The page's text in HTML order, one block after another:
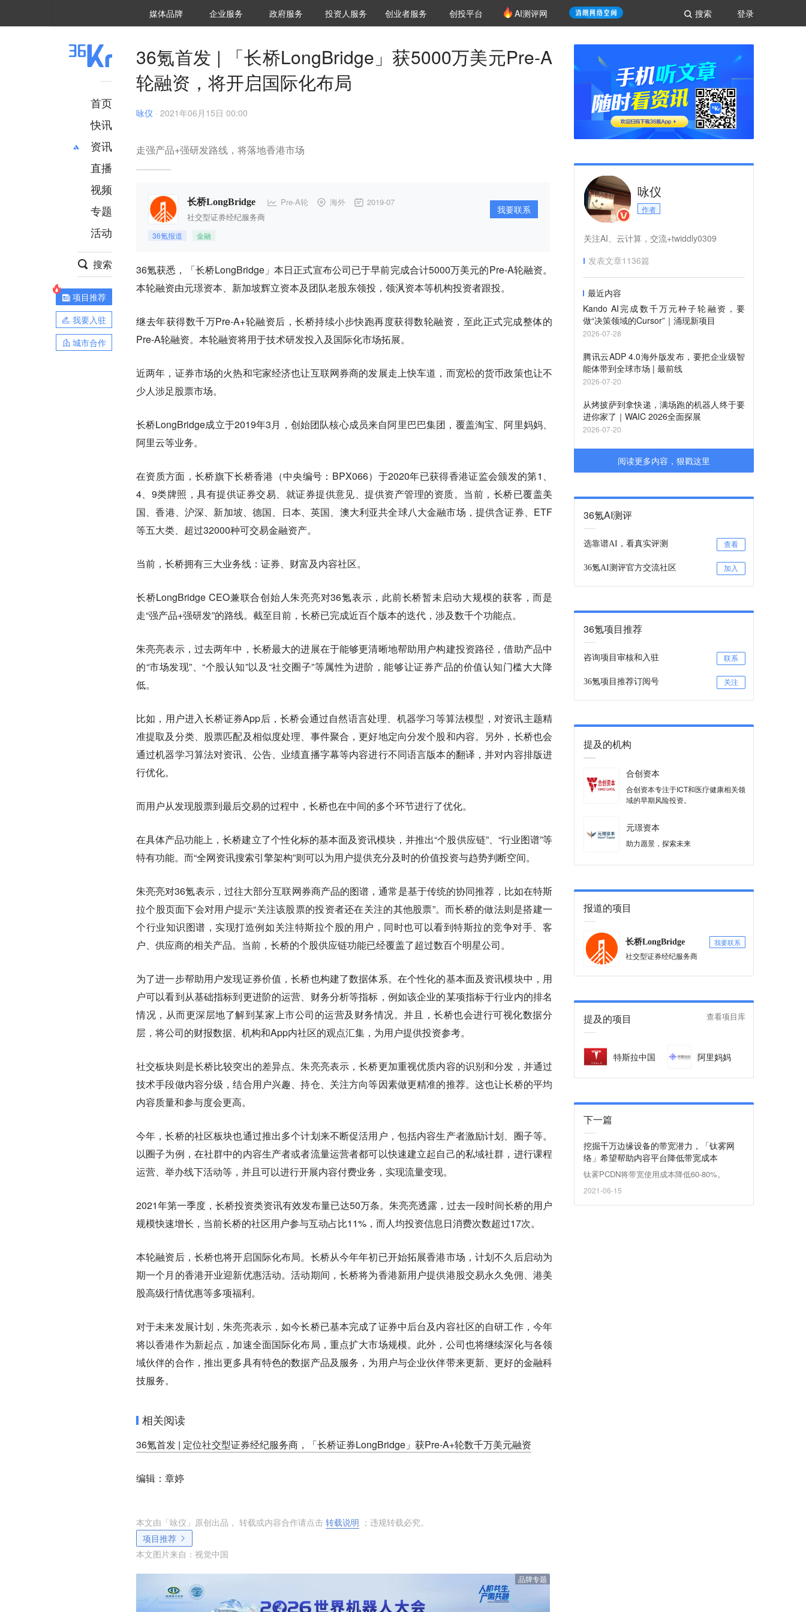
登录
搜索
媒体品牌 36Kr研究院
企业服务 城市之窗
政府服务 VClub投资机构库
投资机构职位推介
投资人服务 创投氪堂
创业者服务 创投平台 AI测评网
首页
快讯
资讯
推荐
财经
项目推荐
安徽
直播
视频
专题
活动
搜索
项目推荐
我要入驻
城市合作
36氪首发 | 「长桥LongBridge」获5000万美元Pre-A
轮融资，将开启国际化布局
咏仪 · 2021年06月15日 00:00
走强产品+强研发路线，将落地香港市场
长桥LongBridge Pre-A轮 海外 2019-07
社交型证券经纪服务商
36氪报道 金融
我要联系
36氪获悉，「长桥LongBridge」本日正式宣布公司已于早前完成合计5000万美元的Pre-A轮融资。
本轮融资由元璟资本、新加坡辉立资本及团队老股东领投，领沨资本等机构投资者跟投。
继去年获得数千万Pre-A+轮融资后，长桥持续小步快跑再度获得数轮融资，至此正式完成整体的
Pre-A轮融资。本轮融资将用于技术研发投入及国际化市场拓展。
近两年，证券市场的火热和宅家经济也让互联网券商的发展走上快车道，而宽松的货币政策也让不
少人涉足股票市场。
长桥LongBridge成立于2019年3月，创始团队核心成员来自阿里巴巴集团，覆盖淘宝、阿里妈妈、
阿里云等业务。
在资质方面，长桥旗下长桥香港（中央编号：BPX066）于2020年已获得香港证监会颁发的第1、
4、9类牌照，具有提供证券交易、就证券提供意见、提供资产管理的资质。当前，长桥已覆盖美
国、香港、沪深、新加坡、德国、日本、英国、澳大利亚共全球八大金融市场，提供含证券、ETF
等五大类、超过32000种可交易金融资产。
当前，长桥拥有三大业务线：证券、财富及内容社区。
长桥LongBridge CEO兼联合创始人朱亮亮对36氪表示，此前长桥暂未启动大规模的获客，而是
走“强产品+强研发”的路线。截至目前，长桥已完成近百个版本的迭代，涉及数千个功能点。
朱亮亮表示，过去两年中，长桥最大的进展在于能够更清晰地帮助用户构建投资路径，借助产品中
的“市场发现”、“个股认知”以及“社交圈子”等属性为进阶，能够让证券产品的价值认知门槛大大降
低。
比如，用户进入长桥证券App后，长桥会通过自然语言处理、机器学习等算法模型，对资讯主题精
准提取及分类、股票匹配及相似度处理、事件聚合，更好地定向分发个股和内容。另外，长桥也会
通过机器学习算法对资讯、公告、业绩直播字幕等内容进行不同语言版本的翻译，并对内容排版进
行优化。
而用户从发现股票到最后交易的过程中，长桥也在中间的多个环节进行了优化。
在具体产品功能上，长桥建立了个性化标的基本面及资讯模块，并推出“个股供应链”、“行业图谱”等
特有功能。而“全网资讯搜索引擎架构”则可以为用户提供充分及时的价值投资与趋势判断空间。
朱亮亮对36氪表示，过往大部分互联网券商产品的图谱，通常是基于传统的协同推荐，比如在特斯
拉个股页面下会对用户提示“关注该股票的投资者还在关注的其他股票”。而长桥的做法则是搭建一
个行业知识图谱，实现打造例如关注特斯拉个股的用户，同时也可以看到特斯拉的竞争对手、客
户、供应商的相关产品。当前，长桥的个股供应链功能已经覆盖了超过数百个明星公司。
为了进一步帮助用户发现证券价值，长桥也构建了数据体系。在个性化的基本面及资讯模块中，用
户可以看到从基础指标到更进阶的运营、财务分析等指标，例如该企业的某项指标于行业内的排名
情况，从而更深层地了解到某家上市公司的运营及财务情况。并且，长桥也会进行可视化数据分
层，将公司的财报数据、机构和App内社区的观点汇集，为用户提供投资参考。
社交板块则是长桥比较突出的差异点。朱亮亮表示，长桥更加重视优质内容的识别和分发，并通过
技术手段做内容分级，结合用户兴趣、持仓、关注方向等因素做更精准的推荐。这也让长桥的平均
内容质量和参与度会更高。
今年，长桥的社区板块也通过推出多个计划来不断促活用户，包括内容生产者激励计划、圈子等。
以圈子为例，在社群中的内容生产者或者流量运营者都可以快速建立起自己的私域社群，进行课程
运营、举办线下活动等，并且可以进行开展内容付费业务，实现流量变现。
2021年第一季度，长桥投资类资讯有效发布量已达50万条。朱亮亮透露，过去一段时间长桥的用户
规模快速增长，当前长桥的社区用户参与互动占比11%，而人均投资信息日消费次数超过17次。
本轮融资后，长桥也将开启国际化布局。长桥从今年年初已开始拓展香港市场，计划不久后启动为
期一个月的香港开业迎新优惠活动。活动期间，长桥将为香港新用户提供港股交易永久免佣、港美
股高级行情优惠等多项福利。
对于未来发展计划，朱亮亮表示，如今长桥已基本完成了证券中后台及内容社区的自研工作，今年
将以香港作为新起点，加速全面国际化布局，重点扩大市场规模。此外，公司也将继续深化与各领
域伙伴的合作，推出更多具有特色的数据产品及服务，为用户与企业伙伴带来更新、更好的金融科
技服务。
相关阅读
36氪首发 | 定位社交型证券经纪服务商，「长桥证券LongBridge」获Pre-A+轮数千万美元融资
编辑：章婷
本文由「咏仪 」原创出品， 转载或内容合作请点击 转载说明 ；违规转载必究。
项目推荐
本文图片来自： 视觉中国
品牌专题
咏仪
作者
关注AI、云计算，交流+twiddly0309
发表文章1136篇
最近内容
Kando AI完成数千万元种子轮融资，要
做“决策领域的Cursor”｜涌现新项目
2026-07-28
腾讯云ADP 4.0海外版发布，要把企业级智
能体带到全球市场 | 最前线
2026-07-20
从烤披萨到拿快递，满场跑的机器人终于要
进你家了｜WAIC 2026全面探展
2026-07-20
阅读更多内容，狠戳这里
36氪AI测评
选靠谱AI，看真实评测 查看
36氪AI测评官方交流社区 加入
36氪项目推荐
咨询项目审核和入驻 联系
36氪项目推荐订阅号 关注
提及的机构
合创资本
合创资本专注于ICT和医疗健康相关领
域的早期风险投资。
元璟资本
助力愿景，探索未来
报道的项目
长桥LongBridge 我要联系
社交型证券经纪服务商
提及的项目 查看项目库
特斯拉中国 阿里妈妈
下一篇
挖掘千万边缘设备的带宽潜力，「钛雾网
络」希望帮助内容平台降低带宽成本
钛雾PCDN将带宽使用成本降低60-80%。
2021-06-15